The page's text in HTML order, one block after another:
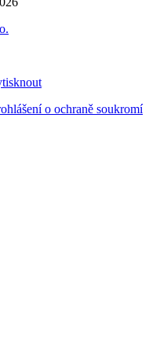
o ochraně soukromí